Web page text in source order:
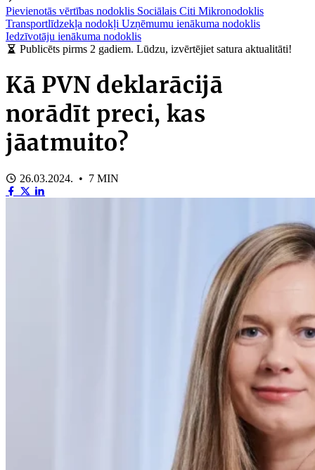
Pievienotās vērtības nodoklis Sociālais Citi Mikronodoklis
Transportlīdzekļa nodokļi Uzņēmumu ienākuma nodoklis
Iedzīvotāju ienākuma nodoklis
Publicēts pirms 2 gadiem. Lūdzu, izvērtējiet satura aktualitāti!
Kā PVN deklarācijā
norādīt preci, kas
jāatmuito?
26.03.2024. • 7 MIN